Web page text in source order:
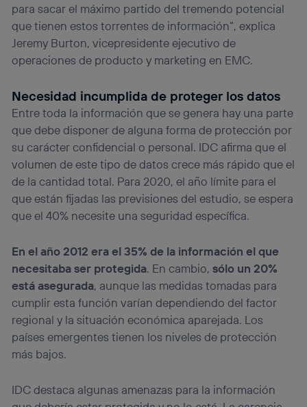
para sacar el máximo partido del tremendo potencial
que tienen estos torrentes de información”, explica
Jeremy Burton, vicepresidente ejecutivo de
operaciones de producto y marketing en EMC.
Necesidad incumplida de proteger los datos
Entre toda la información que se genera hay una parte
que debe disponer de alguna forma de protección por
su carácter confidencial o personal. IDC afirma que el
volumen de este tipo de datos crece más rápido que el
de la cantidad total. Para 2020, el año límite para el
que están fijadas las previsiones del estudio, se espera
que el 40% necesite una seguridad específica.
En el año 2012 era el 35% de la información el que
necesitaba ser protegida. En cambio,sólo un 20%
está asegurada, aunque las medidas tomadas para
cumplir esta función varían dependiendo del factor
regional y la situación económica aparejada. Los
países emergentes tienen los niveles de protección
más bajos.
IDC destaca algunas amenazas para la información